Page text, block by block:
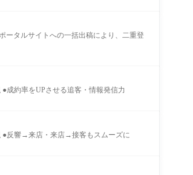
ータルサイトへの一括出稿により、二重登
成約率をUPさせる追客・情報発信力
●反響→来店・来店→接客もスムーズに